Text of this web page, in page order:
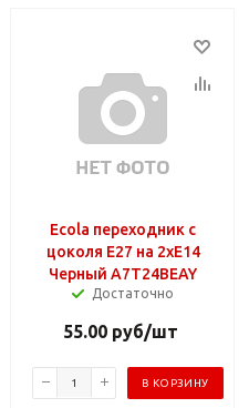
Ecola переходник с
цоколя E27 на 2хE14
Черный A7T24BEAY
Достаточно
55.00 руб/шт
В КОРЗИНУ